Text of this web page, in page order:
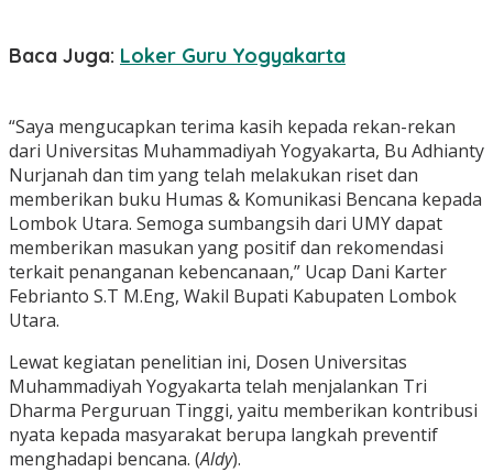
Baca Juga: Loker Guru Yogyakarta
“Saya mengucapkan terima kasih kepada rekan-rekan
dari Universitas Muhammadiyah Yogyakarta, Bu Adhianty
Nurjanah dan tim yang telah melakukan riset dan
memberikan buku Humas & Komunikasi Bencana kepada
Lombok Utara. Semoga sumbangsih dari UMY dapat
memberikan masukan yang positif dan rekomendasi
terkait penanganan kebencanaan,” Ucap Dani Karter
Febrianto S.T M.Eng, Wakil Bupati Kabupaten Lombok
Utara.
Lewat kegiatan penelitian ini, Dosen Universitas
Muhammadiyah Yogyakarta telah menjalankan Tri
Dharma Perguruan Tinggi, yaitu memberikan kontribusi
nyata kepada masyarakat berupa langkah preventif
menghadapi bencana. (Aldy).